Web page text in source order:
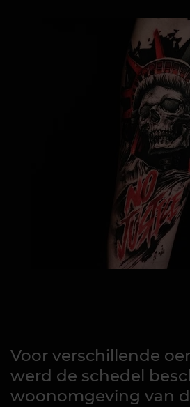
Voor verschillende
werd de schedel
woonomgeving van